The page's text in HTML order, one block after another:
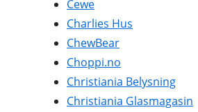
Cewe
Charlies Hus
ChewBear
Choppi.no
Christiania Belysning
Christiania Glasmagasin